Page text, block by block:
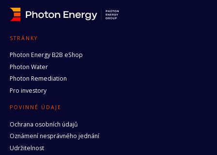
STRÁNKY
Photon Energy B2B eShop
Photon Water
Photon Remediation
Pro investory
POVINNÉ ÚDAJE
Ochrana osobních údajů
Oznámení nesprávného jednání
Udržitelnost